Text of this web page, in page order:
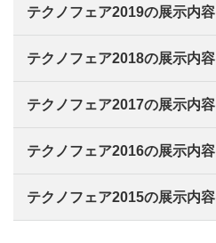
テクノフェア2019の展示内容
テクノフェア2018の展示内容
テクノフェア2017の展示内容
テクノフェア2016の展示内容
テクノフェア2015の展示内容